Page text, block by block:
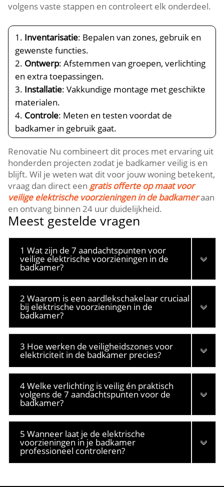
volgens vaste stappen en controleert elk onderdeel.​
Inventarisatie: Bepalen van zones, gebruik en
gewenste functies.​
Ontwerp: Afstemmen van groepen, verlichting
en extra toepassingen.​
Installatie: Vakkundige montage met geschikte
materialen.​
Controle: Meten en testen voordat de
badkamer in gebruik gaat.​
Renovatie Nu combineert dit proces met ervaring uit
honderden projecten zodat je badkamer veilig is en
blijft.​ Wil je weten wat dit voor jouw woning betekent,
vraag dan direct eengratis offerte op maat voor
veilige elektrische voorzieningen in de badkameraan
en ontvang binnen 24 uur duidelijkheid.​
Meest gestelde vragen
1 Wat zijn de 7 aandachtspunten voor
veilige elektrische voorzieningen in de
badkamer?
2 Waarom is een aardlekschakelaar cruciaal
bij elektrische voorzieningen in de
badkamer?
3 Hoe werken de veiligheidszones voor
elektriciteit in de badkamer precies?
4 Welke verlichting is veilig én praktisch
volgens de 7 aandachtspunten voor de
badkamer?
5 Wanneer laat je de elektrische
voorzieningen in je badkamer
professioneel controleren?